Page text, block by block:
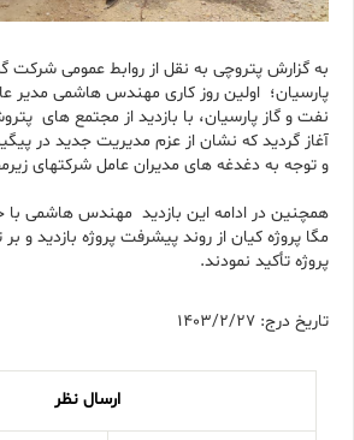
به گزارش پتروچی به نقل از روابط عمومی
پارسیان؛ اولین روز کاری مهندس هاشمی
نفت و گاز پارسیان، با بازدید از مجتمع های
آغاز گردید که نشان از عزم مدیریت جدید در
و توجه به دغدغه های مدیران عامل شرکتهای
همچنین در ادامه این بازدید مهندس هاشمی
مگا پروژه کیان از روند پیشرفت پروژه بازدید
پروژه تأکید نمودند.
تاریخ درج: 1403/2/27
ارسال نظر